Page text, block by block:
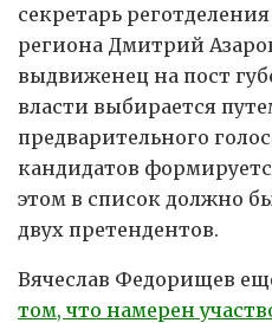
секретарь
региона Дмитрий
выдвиженец на пост
власти выбирается
предварительного
кандидатов
этом в список должно
двух претендентов.
Вячеслав Федорищев
том, что намерен